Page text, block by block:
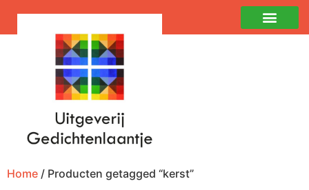
Home / Producten getagged “kerst”